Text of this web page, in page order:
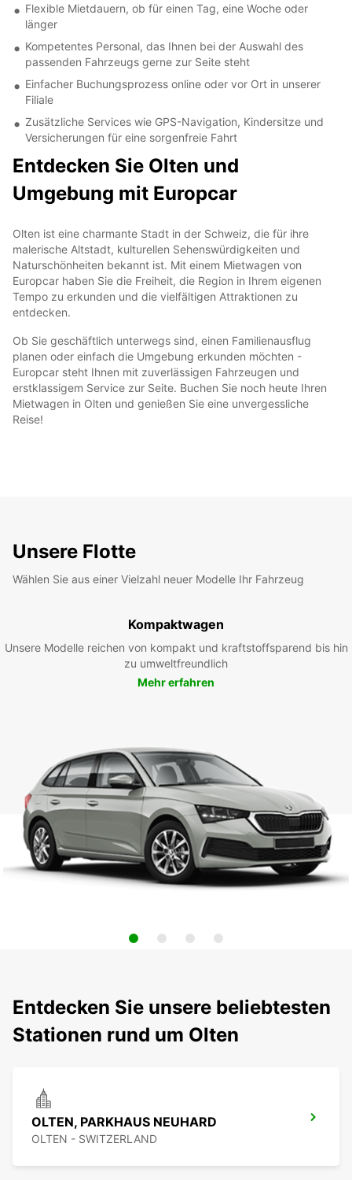
Flexible Mietdauern, ob für einen Tag, eine Woche oder
länger
Kompetentes Personal, das Ihnen bei der Auswahl des
passenden Fahrzeugs gerne zur Seite steht
Einfacher Buchungsprozess online oder vor Ort in unserer
Filiale
Zusätzliche Services wie GPS-Navigation, Kindersitze und
Versicherungen für eine sorgenfreie Fahrt
Entdecken Sie Olten und
Umgebung mit Europcar
Olten ist eine charmante Stadt in der Schweiz, die für ihre
malerische Altstadt, kulturellen Sehenswürdigkeiten und
Naturschönheiten bekannt ist. Mit einem Mietwagen von
Europcar haben Sie die Freiheit, die Region in Ihrem eigenen
Tempo zu erkunden und die vielfältigen Attraktionen zu
entdecken.
Ob Sie geschäftlich unterwegs sind, einen Familienausflug
planen oder einfach die Umgebung erkunden möchten -
Europcar steht Ihnen mit zuverlässigen Fahrzeugen und
erstklassigem Service zur Seite. Buchen Sie noch heute Ihren
Mietwagen in Olten und genießen Sie eine unvergessliche
Reise!
Unsere Flotte
Wählen Sie aus einer Vielzahl neuer Modelle Ihr Fahrzeug
Kompaktwagen
Unsere Modelle reichen von kompakt und kraftstoffsparend bis hin
zu umweltfreundlich
Mehr erfahren
Entdecken Sie unsere beliebtesten
Stationen rund um Olten
OLTEN, PARKHAUS NEUHARD
OLTEN - SWITZERLAND